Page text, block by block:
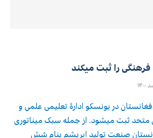
در یونسکو ادارۀ تعلیمی علمی و
متحد ثبت میشود. از جمله سبک میناتوری
صنعت تولید ابریشم بنام شش